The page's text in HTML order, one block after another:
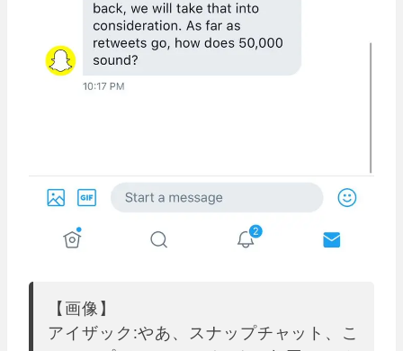
【画像】
アイザック:やあ、スナップチャット、こ